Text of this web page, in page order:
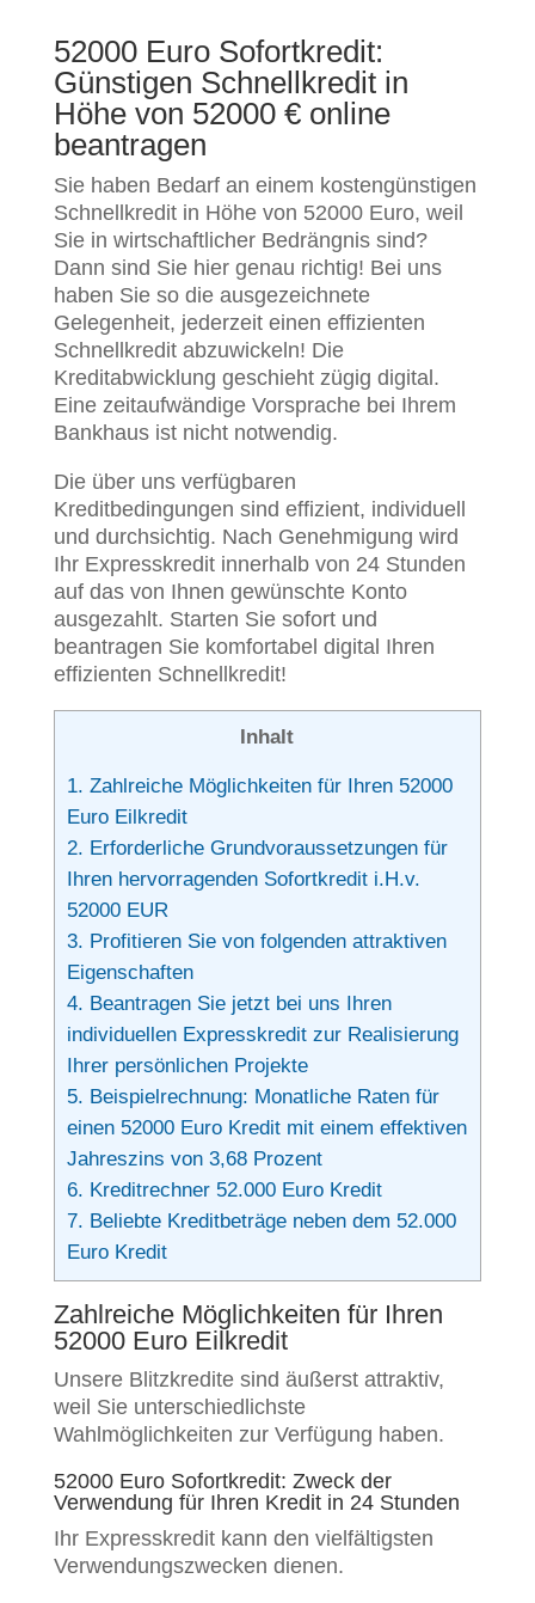
52000 Euro Sofortkredit:
Günstigen Schnellkredit in
Höhe von 52000 € online
beantragen
Sie haben Bedarf an einem kostengünstigen
Schnellkredit in Höhe von 52000 Euro, weil
Sie in wirtschaftlicher Bedrängnis sind?
Dann sind Sie hier genau richtig! Bei uns
haben Sie so die ausgezeichnete
Gelegenheit, jederzeit einen effizienten
Schnellkredit abzuwickeln! Die
Kreditabwicklung geschieht zügig digital.
Eine zeitaufwändige Vorsprache bei Ihrem
Bankhaus ist nicht notwendig.
Die über uns verfügbaren
Kreditbedingungen sind effizient, individuell
und durchsichtig. Nach Genehmigung wird
Ihr Expresskredit innerhalb von 24 Stunden
auf das von Ihnen gewünschte Konto
ausgezahlt. Starten Sie sofort und
beantragen Sie komfortabel digital Ihren
effizienten Schnellkredit!
Inhalt
1. Zahlreiche Möglichkeiten für Ihren 52000
Euro Eilkredit
2. Erforderliche Grundvoraussetzungen für
Ihren hervorragenden Sofortkredit i.H.v.
52000 EUR
3. Profitieren Sie von folgenden attraktiven
Eigenschaften
4. Beantragen Sie jetzt bei uns Ihren
individuellen Expresskredit zur Realisierung
Ihrer persönlichen Projekte
5. Beispielrechnung: Monatliche Raten für
einen 52000 Euro Kredit mit einem effektiven
Jahreszins von 3,68 Prozent
6. Kreditrechner 52.000 Euro Kredit
7. Beliebte Kreditbeträge neben dem 52.000
Euro Kredit
Zahlreiche Möglichkeiten für Ihren
52000 Euro Eilkredit
Unsere Blitzkredite sind äußerst attraktiv,
weil Sie unterschiedlichste
Wahlmöglichkeiten zur Verfügung haben.
52000 Euro Sofortkredit: Zweck der
Verwendung für Ihren Kredit in 24 Stunden
Ihr Expresskredit kann den vielfältigsten
Verwendungszwecken dienen.